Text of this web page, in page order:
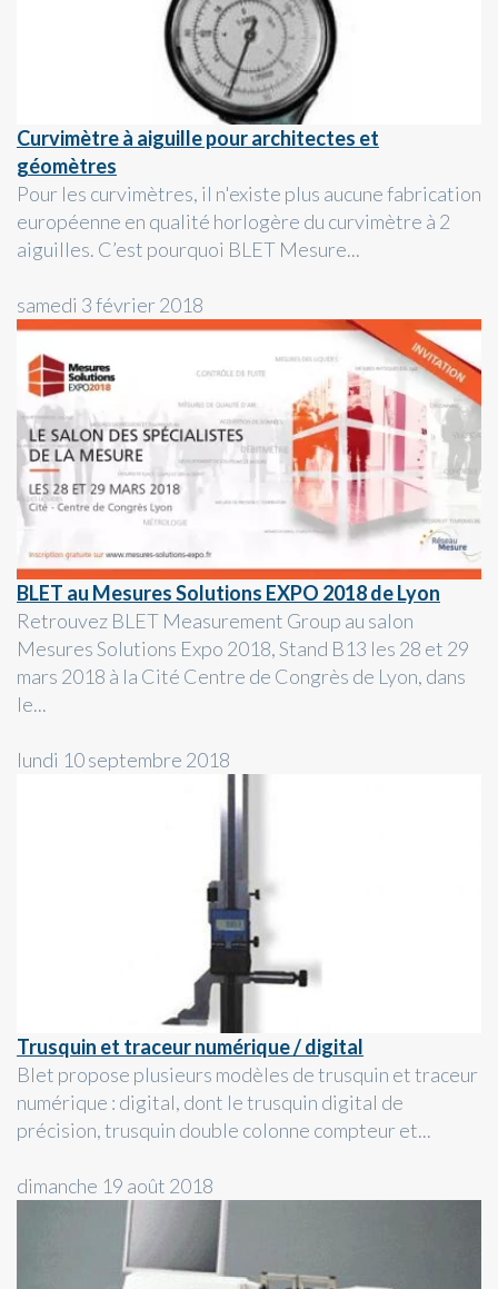
Curvimètre à aiguille pour architectes et
géomètres
Pour les curvimètres, il n'existe plus aucune fabrication
européenne en qualité horlogère du curvimètre à 2
aiguilles. C’est pourquoi BLET Mesure...
samedi 3 février 2018
BLET au Mesures Solutions EXPO 2018 de Lyon
Retrouvez BLET Measurement Group au salon
Mesures Solutions Expo 2018, Stand B13 les 28 et 29
mars 2018 à la Cité Centre de Congrès de Lyon, dans
le...
lundi 10 septembre 2018
Trusquin et traceur numérique / digital
Blet propose plusieurs modèles de trusquin et traceur
numérique : digital, dont le trusquin digital de
précision, trusquin double colonne compteur et...
dimanche 19 août 2018